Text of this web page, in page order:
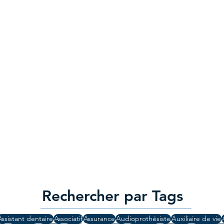
Rechercher par Tags
dentaireAssociatifAssuranceAudioprothésisteAuxiliaire de vie